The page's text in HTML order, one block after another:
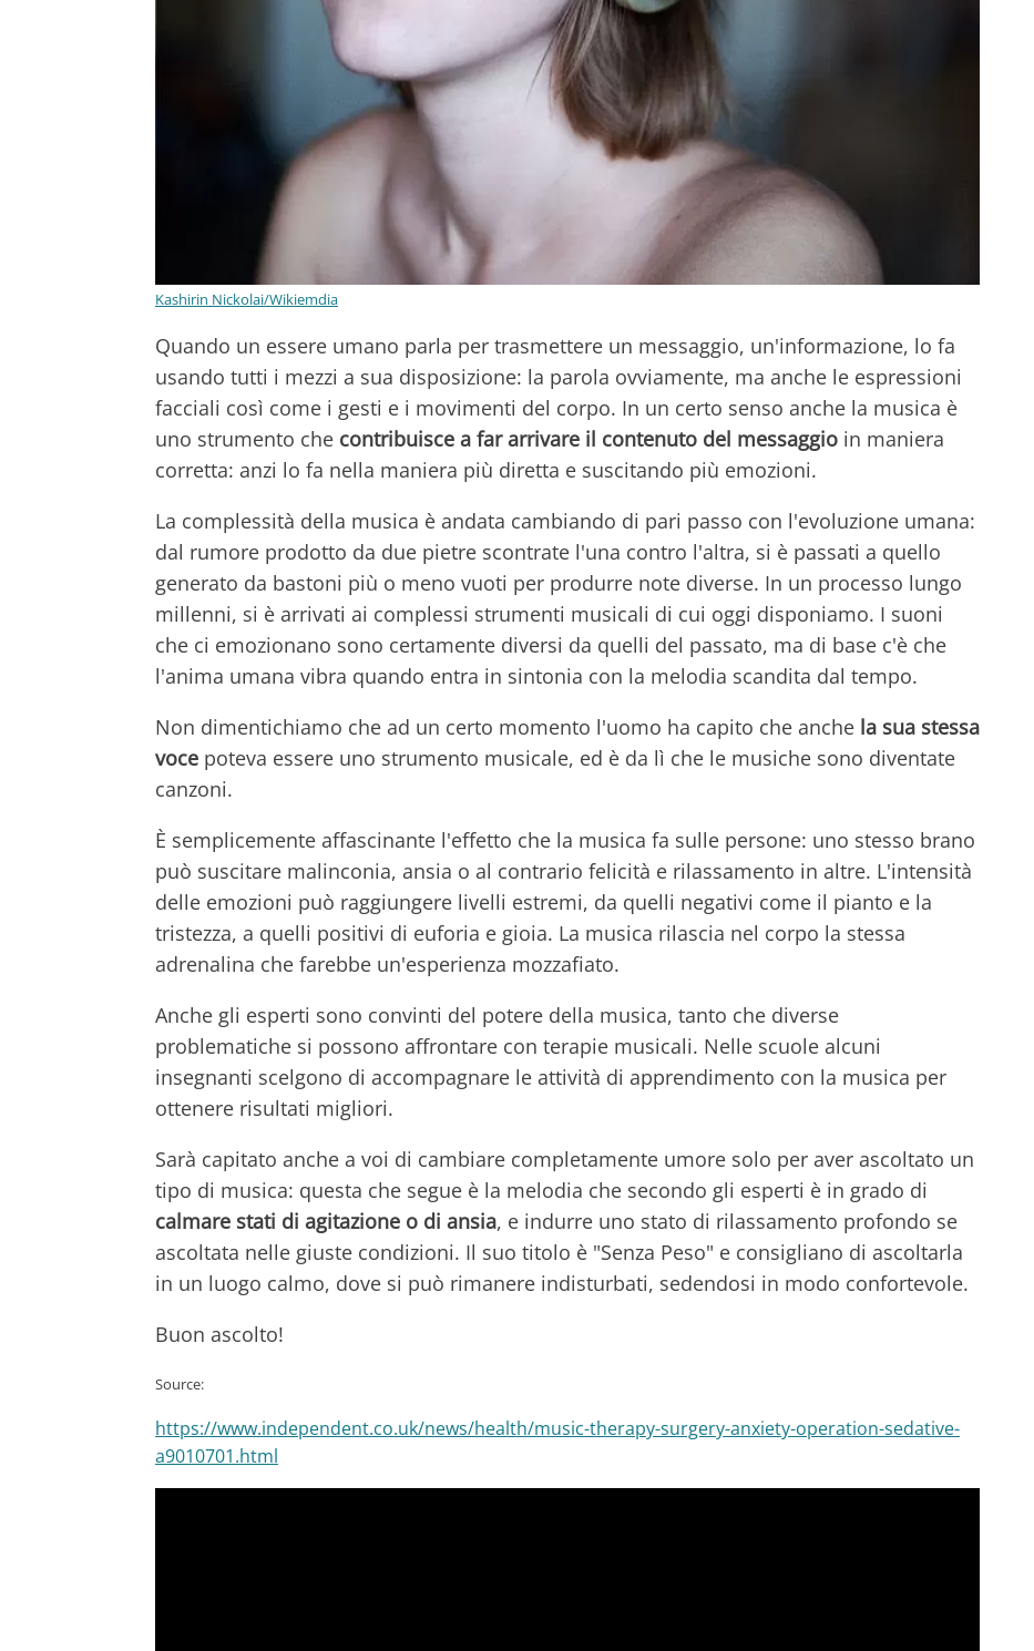
Kashirin Nickolai/Wikiemdia
Quando un essere umano parla per trasmettere un messaggio, un'informazione, lo fa
usando tutti i mezzi a sua disposizione: la parola ovviamente, ma anche le espressioni
facciali così come i gesti e i movimenti del corpo. In un certo senso anche la musica è
uno strumento che contribuisce a far arrivare il contenuto del messaggio in maniera
corretta: anzi lo fa nella maniera più diretta e suscitando più emozioni.
La complessità della musica è andata cambiando di pari passo con l'evoluzione umana:
dal rumore prodotto da due pietre scontrate l'una contro l'altra, si è passati a quello
generato da bastoni più o meno vuoti per produrre note diverse. In un processo lungo
millenni, si è arrivati ai complessi strumenti musicali di cui oggi disponiamo. I suoni
che ci emozionano sono certamente diversi da quelli del passato, ma di base c'è che
l'anima umana vibra quando entra in sintonia con la melodia scandita dal tempo.
Non dimentichiamo che ad un certo momento l'uomo ha capito che anche la sua stessa
voce poteva essere uno strumento musicale, ed è da lì che le musiche sono diventate
canzoni.
È semplicemente affascinante l'effetto che la musica fa sulle persone: uno stesso brano
può suscitare malinconia, ansia o al contrario felicità e rilassamento in altre. L'intensità
delle emozioni può raggiungere livelli estremi, da quelli negativi come il pianto e la
tristezza, a quelli positivi di euforia e gioia. La musica rilascia nel corpo la stessa
adrenalina che farebbe un'esperienza mozzafiato.
Anche gli esperti sono convinti del potere della musica, tanto che diverse
problematiche si possono affrontare con terapie musicali. Nelle scuole alcuni
insegnanti scelgono di accompagnare le attività di apprendimento con la musica per
ottenere risultati migliori.
Sarà capitato anche a voi di cambiare completamente umore solo per aver ascoltato un
tipo di musica: questa che segue è la melodia che secondo gli esperti è in grado di
calmare stati di agitazione o di ansia, e indurre uno stato di rilassamento profondo se
ascoltata nelle giuste condizioni. Il suo titolo è "Senza Peso" e consigliano di ascoltarla
in un luogo calmo, dove si può rimanere indisturbati, sedendosi in modo confortevole.
Buon ascolto!
Source:
https://www.independent.co.uk/news/health/music-therapy-surgery-anxiety-operation-sedative-
a9010701.html